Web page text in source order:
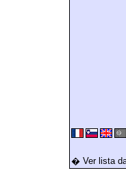
� Ver lista